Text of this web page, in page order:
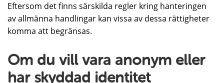
Eftersom det finns särskilda regler kring hanteringen
av allmänna handlingar kan vissa av dessa rättigheter
komma att begränsas.
Om du vill vara anonym eller
har skyddad identitet